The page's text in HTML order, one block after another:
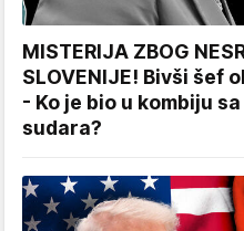
MISTERIJA ZBOG
SLOVENIJE! Bivši šef
- Ko je bio u kombiju
sudara?